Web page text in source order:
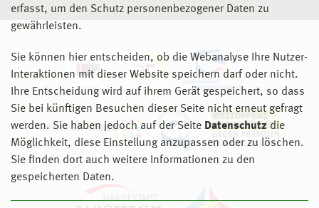
erfasst, um den Schutz personenbezogener Daten zu
gewährleisten.
Sie können hier entscheiden, ob die Webanalyse Ihre Nutzer-
Interaktionen mit dieser Website speichern darf oder nicht.
Ihre Entscheidung wird auf ihrem Gerät gespeichert, so dass
Sie bei künftigen Besuchen dieser Seite nicht erneut gefragt
werden. Sie haben jedoch auf der Seite Datenschutz die
Möglichkeit, diese Einstellung anzupassen oder zu löschen.
Sie finden dort auch weitere Informationen zu den
gespeicherten Daten.